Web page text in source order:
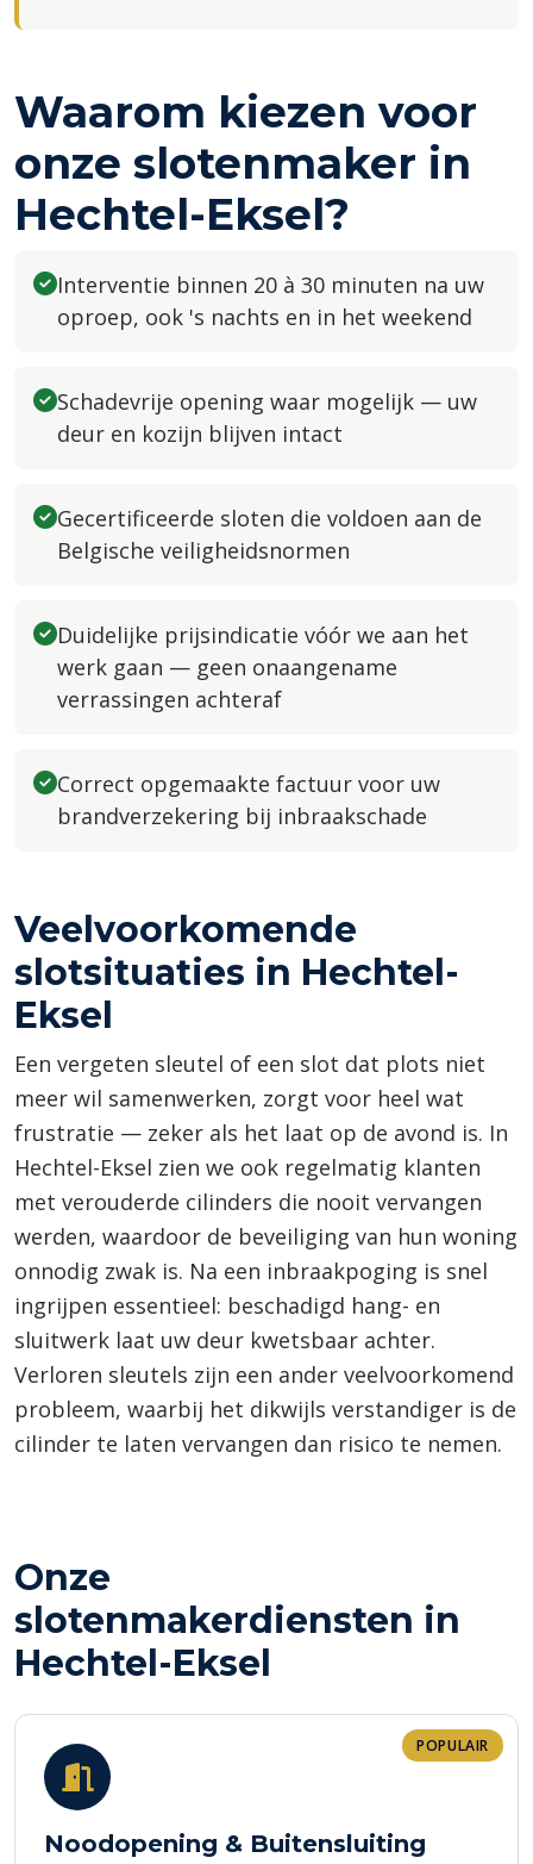
Waarom kiezen voor
onze slotenmaker in
Hechtel-Eksel?
Interventie binnen 20 à 30 minuten na uw
oproep, ook 's nachts en in het weekend
Schadevrije opening waar mogelijk — uw
deur en kozijn blijven intact
Gecertificeerde sloten die voldoen aan de
Belgische veiligheidsnormen
Duidelijke prijsindicatie vóór we aan het
werk gaan — geen onaangename
verrassingen achteraf
Correct opgemaakte factuur voor uw
brandverzekering bij inbraakschade
Veelvoorkomende
slotsituaties in Hechtel-
Eksel
Een vergeten sleutel of een slot dat plots niet
meer wil samenwerken, zorgt voor heel wat
frustratie — zeker als het laat op de avond is. In
Hechtel-Eksel zien we ook regelmatig klanten
met verouderde cilinders die nooit vervangen
werden, waardoor de beveiliging van hun woning
onnodig zwak is. Na een inbraakpoging is snel
ingrijpen essentieel: beschadigd hang- en
sluitwerk laat uw deur kwetsbaar achter.
Verloren sleutels zijn een ander veelvoorkomend
probleem, waarbij het dikwijls verstandiger is de
cilinder te laten vervangen dan risico te nemen.
Onze
slotenmakerdiensten in
Hechtel-Eksel
POPULAIR
Noodopening & Buitensluiting